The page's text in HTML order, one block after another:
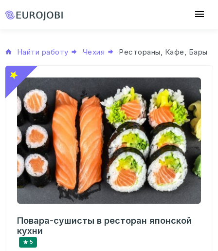
Найти работу Чехия Рестораны, Кафе, Бары
Повара-сушисты в ресторан японской
кухни
5